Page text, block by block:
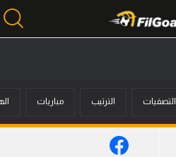
التصفيات الترتيب مباريات